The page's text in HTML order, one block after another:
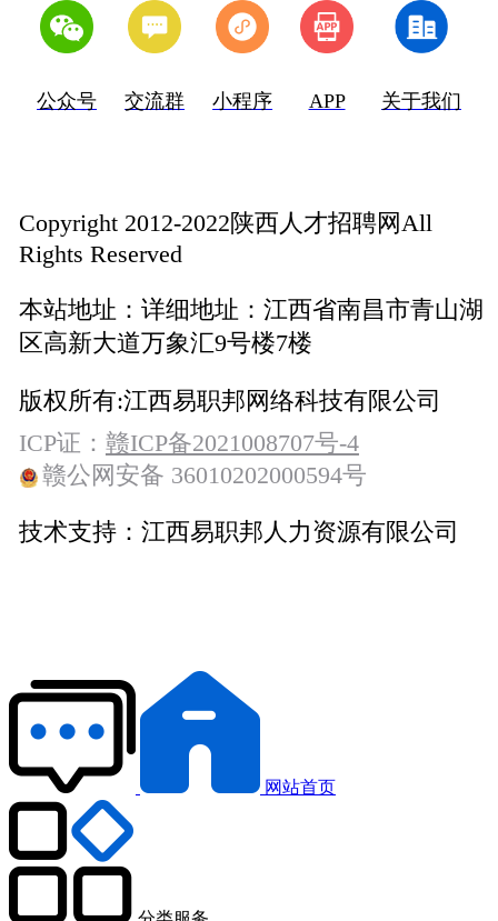
公众号 交流群 小程序 APP 关于我们
Copyright 2012-2022陕西人才招聘网All
Rights Reserved
本站地址： 详细地址：江西省南昌市青山湖
区高新大道万象汇9号楼7楼
版权所有:江西易职邦网络科技有限公司
ICP证： 赣ICP备2021008707号-4
赣公网安备 36010202000594号
技术支持： 江西易职邦人力资源有限公司
网站首页